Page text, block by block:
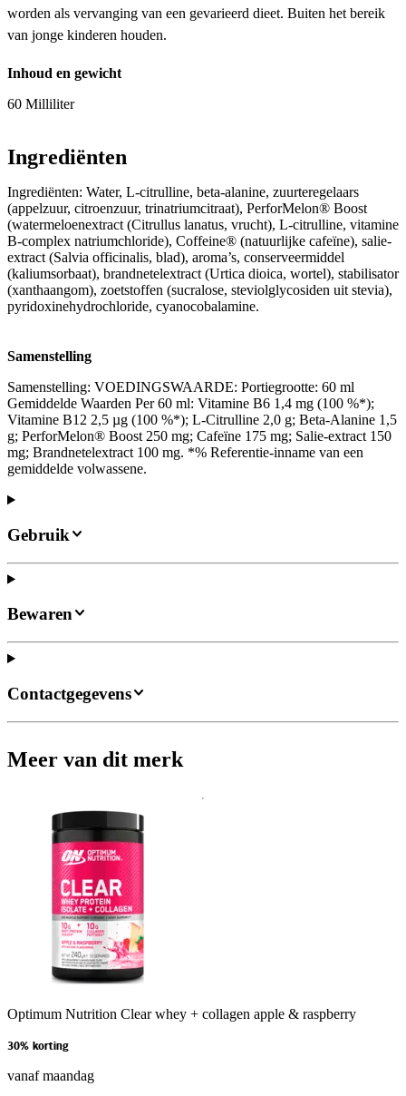
worden als vervanging van een gevarieerd dieet. Buiten het bereik
van jonge kinderen houden.
Inhoud en gewicht
60 Milliliter
Ingrediënten
Ingrediënten: Water, L-citrulline, beta-alanine, zuurteregelaars
(appelzuur, citroenzuur, trinatriumcitraat), PerforMelon® Boost
(watermeloenextract (Citrullus lanatus, vrucht), L-citrulline, vitamine
B-complex natriumchloride), Coffeine® (natuurlijke cafeïne), salie-
extract (Salvia officinalis, blad), aroma’s, conserveermiddel
(kaliumsorbaat), brandnetelextract (Urtica dioica, wortel), stabilisator
(xanthaangom), zoetstoffen (sucralose, steviolglycosiden uit stevia),
pyridoxinehydrochloride, cyanocobalamine.
Samenstelling
Samenstelling: VOEDINGSWAARDE: Portiegrootte: 60 ml
Gemiddelde Waarden Per 60 ml: Vitamine B6 1,4 mg (100 %*);
Vitamine B12 2,5 µg (100 %*); L-Citrulline 2,0 g; Beta-Alanine 1,5
g; PerforMelon® Boost 250 mg; Cafeïne 175 mg; Salie-extract 150
mg; Brandnetelextract 100 mg. *% Referentie-inname van een
gemiddelde volwassene.
Gebruik
Bewaren
Contactgegevens
Meer van dit merk
Optimum Nutrition Clear whey + collagen apple & raspberry
30% korting
vanaf maandag